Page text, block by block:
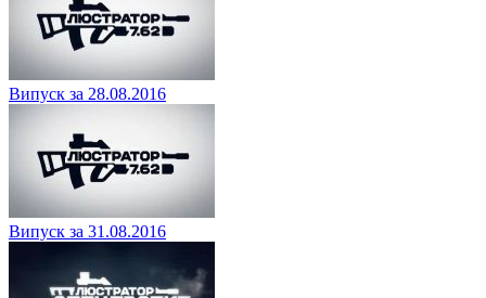
Випуск за 28.08.2016
Випуск за 31.08.2016